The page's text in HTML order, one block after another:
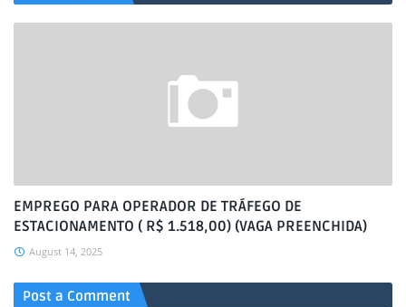
EMPREGO PARA OPERADOR DE TRÁFEGO DE
ESTACIONAMENTO ( R$ 1.518,00) (VAGA PREENCHIDA)
August 14, 2025
Post a Comment